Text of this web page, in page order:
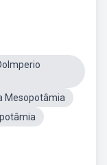
Mesopotâmia